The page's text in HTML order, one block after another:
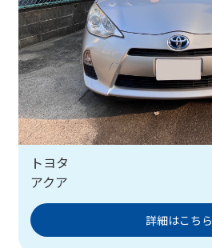
トヨタ
アクア
詳細はこちら